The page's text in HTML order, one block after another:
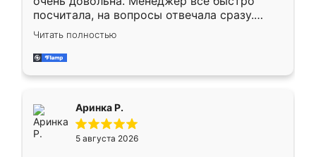
посчитала, на вопросы отвечала сразу.
Замерщик приехал в субботу, подошёл к
делу со всей ответственностью. Собрали
за день, ребята работали аккуратно, даже
Читать полностью
Аринка Р.
5 августа 2026